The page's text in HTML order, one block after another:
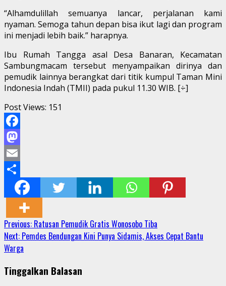
“Alhamdulillah semuanya lancar, perjalanan kami
nyaman. Semoga tahun depan bisa ikut lagi dan program
ini menjadi lebih baik.” harapnya.
Ibu Rumah Tangga asal Desa Banaran, Kecamatan
Sambungmacam tersebut menyampaikan dirinya dan
pemudik lainnya berangkat dari titik kumpul Taman Mini
Indonesia Indah (TMII) pada pukul 11.30 WIB. [÷]
Post Views: 151
Facebook
Mastodon
Email
Share
Continue
Reading
Previous: Ratusan Pemudik Gratis Wonosobo Tiba
Next: Pemdes Bendungan Kini Punya Sidamis, Akses Cepat Bantu
Warga
Tinggalkan Balasan